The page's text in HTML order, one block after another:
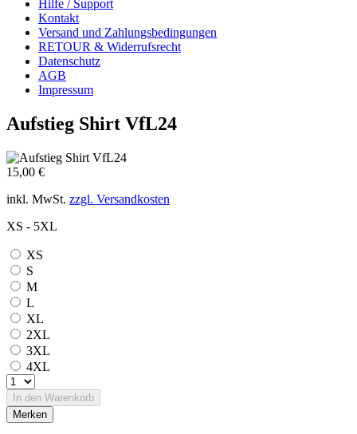
Hilfe / Support
Kontakt
Versand und Zahlungsbedingungen
RETOUR & Widerrufsrecht
Datenschutz
AGB
Impressum
Aufstieg Shirt VfL24
15,00 €
inkl. MwSt. zzgl. Versandkosten
XS - 5XL
XS
S
M
L
XL
2XL
3XL
4XL
In den Warenkorb
Merken